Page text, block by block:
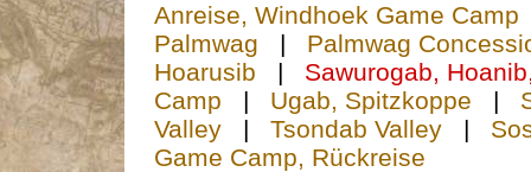
Anreise, Windhoek Game Camp
Palmwag | Palmwag
Hoarusib | Sawurogab,
Camp | Ugab, Spitzkoppe |
Valley | Tsondab Valley |
Game Camp, Rückreise